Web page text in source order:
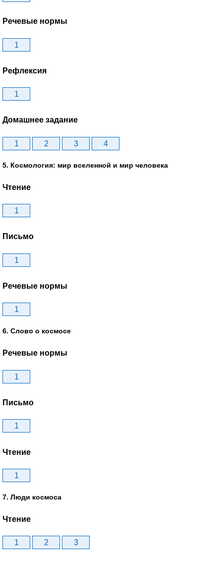
Речевые нормы
1
Рефлексия
1
Домашнее задание
1 2 3 4
5. Космология: мир вселенной и мир человека
Чтение
1
Письмо
1
Речевые нормы
1
6. Слово о космосе
Речевые нормы
1
Письмо
1
Чтение
1
7. Люди космоса
Чтение
1 2 3